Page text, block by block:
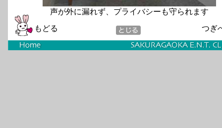
声が外に漏れず、プライバシーも守られます
つぎ
もどる